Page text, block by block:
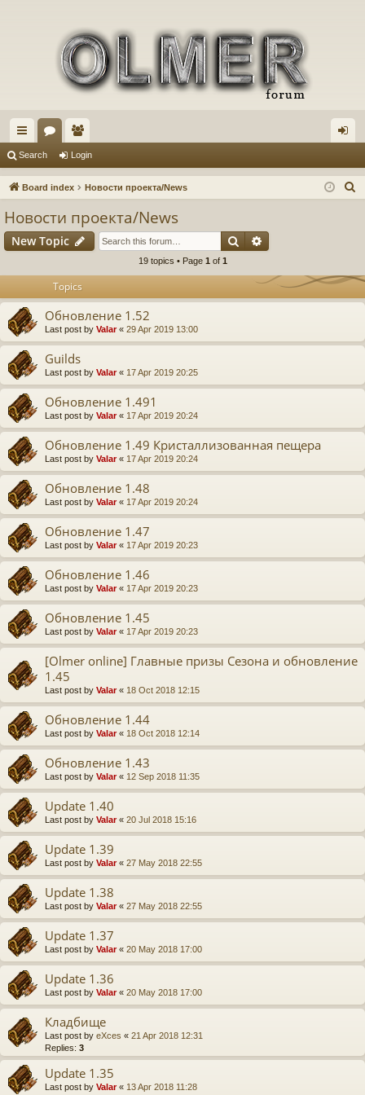
ui
ck
or
u
e
m in
Search Login
Board index Новости проекта/News
h
Новости проекта/News
New Topic Search
19 topics • Page 1 of 1
Topics
Обновление 1.52
Last post by Valar« 29 Apr 2019 13:00
Guilds
Last post by Valar« 17 Apr 2019 20:25
Обновление 1.491
Last post by Valar« 17 Apr 2019 20:24
Обновление 1.49 Кристаллизованная пещера
Last post by Valar« 17 Apr 2019 20:24
Обновление 1.48
Last post by Valar« 17 Apr 2019 20:24
Обновление 1.47
Last post by Valar« 17 Apr 2019 20:23
Обновление 1.46
Last post by Valar« 17 Apr 2019 20:23
Обновление 1.45
Last post by Valar« 17 Apr 2019 20:23
[Olmer online] Главные призы Сезона и обновление
1.45
Last post by Valar« 18 Oct 2018 12:15
Обновление 1.44
Last post by Valar« 18 Oct 2018 12:14
Обновление 1.43
Last post by Valar« 12 Sep 2018 11:35
Update 1.40
Last post by Valar« 20 Jul 2018 15:16
Update 1.39
Last post by Valar« 27 May 2018 22:55
Update 1.38
Last post by Valar« 27 May 2018 22:55
Update 1.37
Last post by Valar« 20 May 2018 17:00
Update 1.36
Last post by Valar« 20 May 2018 17:00
Кладбище
Last post by eXces « 21 Apr 2018 12:31
Replies: 3
Update 1.35
Last post by Valar« 13 Apr 2018 11:28